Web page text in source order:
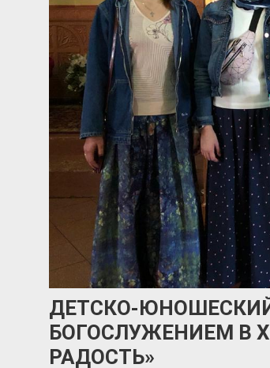
ДЕТСКО-
БОГОСЛУЖЕНИЕМ В
РАДОСТЬ»